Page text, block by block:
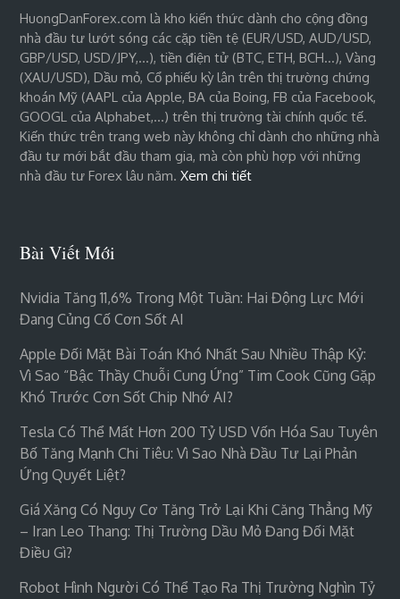
HuongDanForex.com là kho kiến thức dành cho cộng đồng
nhà đầu tư lướt sóng các cặp tiền tệ (EUR/USD, AUD/USD,
GBP/USD, USD/JPY,…), tiền điện tử (BTC, ETH, BCH…), Vàng
(XAU/USD), Dầu mỏ, Cổ phiếu kỳ lân trên thị trường chứng
khoán Mỹ (AAPL của Apple, BA của Boing, FB của Facebook,
GOOGL của Alphabet,…) trên thị trường tài chính quốc tế.
Kiến thức trên trang web này không chỉ dành cho những nhà
đầu tư mới bắt đầu tham gia, mà còn phù hợp với những
nhà đầu tư Forex lâu năm.Xem chi tiết
Bài Viết Mới
Nvidia Tăng 11,6% Trong Một Tuần: Hai Động Lực Mới
Đang Củng Cố Cơn Sốt AI
Apple Đối Mặt Bài Toán Khó Nhất Sau Nhiều Thập Kỷ:
Vì Sao “bậc Thầy Chuỗi Cung Ứng” Tim Cook Cũng Gặp
Khó Trước Cơn Sốt Chip Nhớ AI?
Tesla Có Thể Mất Hơn 200 Tỷ USD Vốn Hóa Sau Tuyên
Bố Tăng Mạnh Chi Tiêu: Vì Sao Nhà Đầu Tư Lại Phản
Ứng Quyết Liệt?
Giá Xăng Có Nguy Cơ Tăng Trở Lại Khi Căng Thẳng Mỹ
– Iran Leo Thang: Thị Trường Dầu Mỏ Đang Đối Mặt
Điều Gì?
Robot Hình Người Có Thể Tạo Ra Thị Trường Nghìn Tỷ